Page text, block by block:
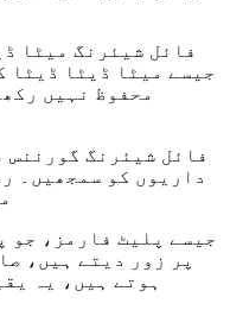
فائل شیئرنگ میٹا
جیسے میٹا ڈیٹا ڈیٹا
محفوظ نہیں
فائل شیئرنگ گورننس
داریوں کو سمجھیں۔
پر زور دیتے ہیں،
ہوتے ہیں، یہ